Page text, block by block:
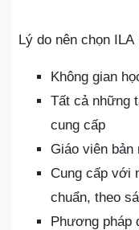
Lý do nên chọn ILA
Không gian
Tất cả những
cung cấp
Giáo viên bản
Cung cấp với
chuẩn, theo
Phương pháp